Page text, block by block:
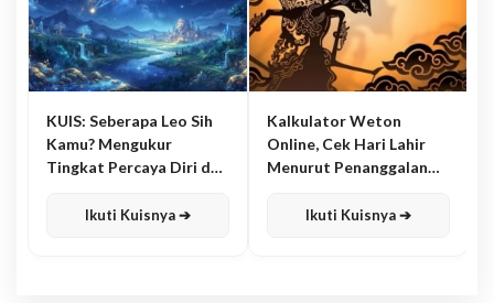
KUIS: Seberapa Leo Sih
Kamu? Mengukur
Tingkat Percaya Diri dan
Ikuti Kuisnya ➔
Kalkulator Weton
Online, Cek Hari Lahir
Menurut Penanggalan
Ikuti Kuisnya ➔